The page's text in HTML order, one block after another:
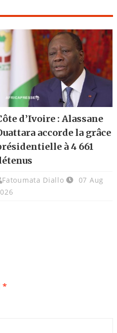
d’Ivoire : Alassane
accorde la grâce
à 4 661
Fatoumata Diallo
07 Aug
*